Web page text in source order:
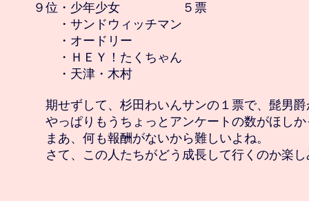
９位・少年少女　　　　　５票
・サンドウィッチマン
・オードリー
・ＨＥＹ！たくちゃん
・天津・木村
期せずして、杉田わいんサンの１票で、髭男
やっぱりもうちょっとアンケートの数がほしか
まあ、何も報酬がないから難しいよね。
さて、この人たちがどう成長して行くのか楽し